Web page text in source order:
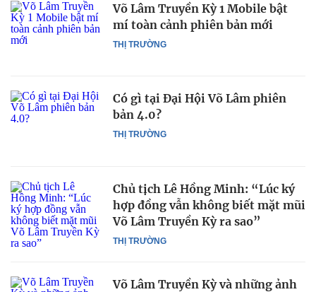
THỊ TRƯỜNG
Võ Lâm Truyền Kỳ 1 Mobile bật
mí toàn cảnh phiên bản mới
THỊ TRƯỜNG
Có gì tại Đại Hội Võ Lâm phiên
bản 4.0?
THỊ TRƯỜNG
Chủ tịch Lê Hồng Minh: “Lúc ký
hợp đồng vẫn không biết mặt mũi
Võ Lâm Truyền Kỳ ra sao”
Võ Lâm Truyền Kỳ và những ảnh